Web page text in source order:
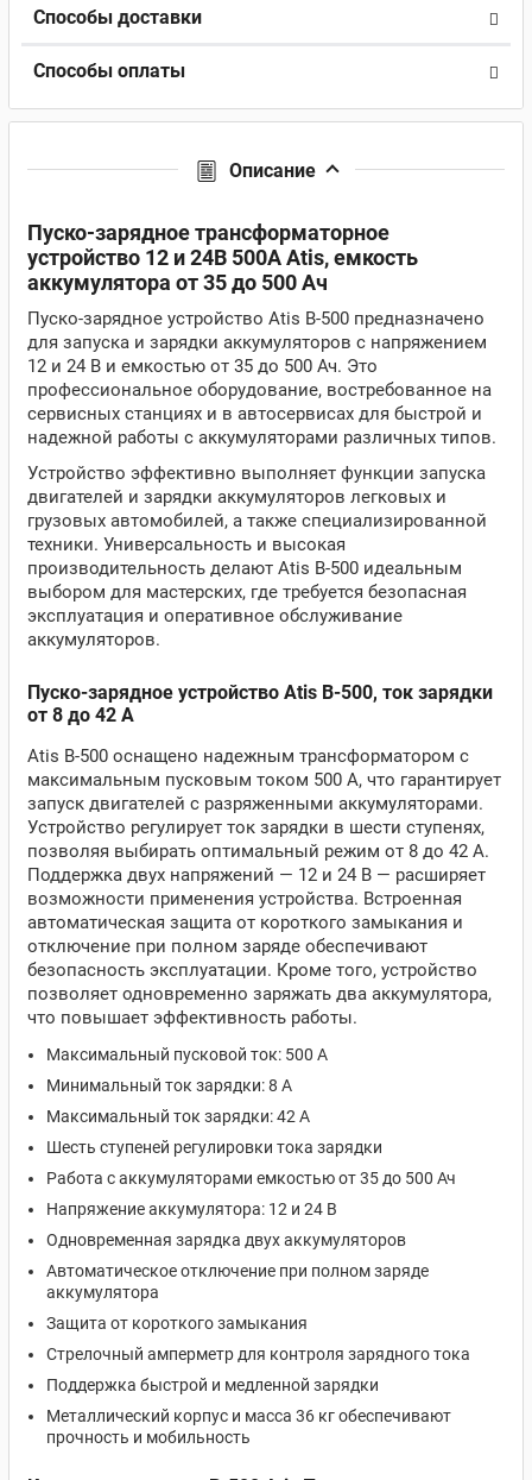
Способы доставки
Способы оплаты
Описание
Пуско-зарядное трансформаторное
устройство 12 и 24В 500A Atis, емкость
аккумулятора от 35 до 500 Ач
Пуско-зарядное устройство Atis B-500 предназначено
для запуска и зарядки аккумуляторов с напряжением
12 и 24 В и емкостью от 35 до 500 Ач. Это
профессиональное оборудование, востребованное на
сервисных станциях и в автосервисах для быстрой и
надежной работы с аккумуляторами различных типов.
Устройство эффективно выполняет функции запуска
двигателей и зарядки аккумуляторов легковых и
грузовых автомобилей, а также специализированной
техники. Универсальность и высокая
производительность делают Atis B-500 идеальным
выбором для мастерских, где требуется безопасная
эксплуатация и оперативное обслуживание
аккумуляторов.
Пуско-зарядное устройство Atis B-500, ток зарядки
от 8 до 42 А
Atis B-500 оснащено надежным трансформатором с
максимальным пусковым током 500 А, что гарантирует
запуск двигателей с разряженными аккумуляторами.
Устройство регулирует ток зарядки в шести ступенях,
позволяя выбирать оптимальный режим от 8 до 42 А.
Поддержка двух напряжений — 12 и 24 В — расширяет
возможности применения устройства. Встроенная
автоматическая защита от короткого замыкания и
отключение при полном заряде обеспечивают
безопасность эксплуатации. Кроме того, устройство
позволяет одновременно заряжать два аккумулятора,
что повышает эффективность работы.
Максимальный пусковой ток: 500 А
Минимальный ток зарядки: 8 А
Максимальный ток зарядки: 42 А
Шесть ступеней регулировки тока зарядки
Работа с аккумуляторами емкостью от 35 до 500 Ач
Напряжение аккумулятора: 12 и 24 В
Одновременная зарядка двух аккумуляторов
Автоматическое отключение при полном заряде
аккумулятора
Защита от короткого замыкания
Стрелочный амперметр для контроля зарядного тока
Поддержка быстрой и медленной зарядки
Металлический корпус и масса 36 кг обеспечивают
прочность и мобильность